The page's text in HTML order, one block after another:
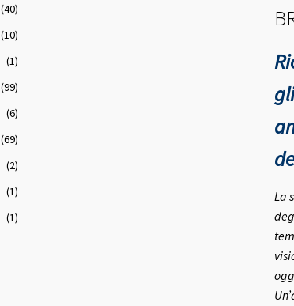
La
(40)
(10)
(1)
(99)
(6)
(69)
(2)
(1)
(1)